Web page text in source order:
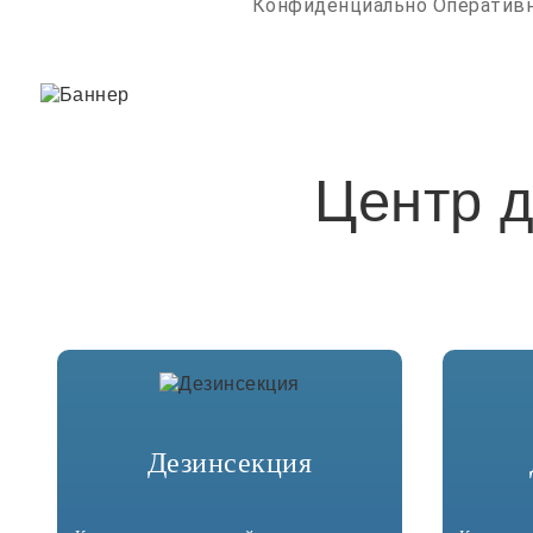
Конфиденциально
Центр
Дезинсекция